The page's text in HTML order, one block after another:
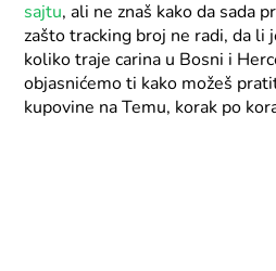
sajtu, ali ne znaš kako da sada
zašto tracking broj ne radi, da li
koliko traje carina u Bosni i
objasnićemo ti kako možeš
kupovine na Temu, korak po